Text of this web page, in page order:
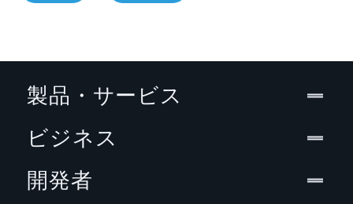
製品・サービス
ビジネス
開発者